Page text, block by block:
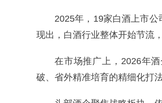
2025年，19家白酒上市
现出，白酒行业整体开始节流
在市场推广上，2026年
破、省外精准培育的精细化打